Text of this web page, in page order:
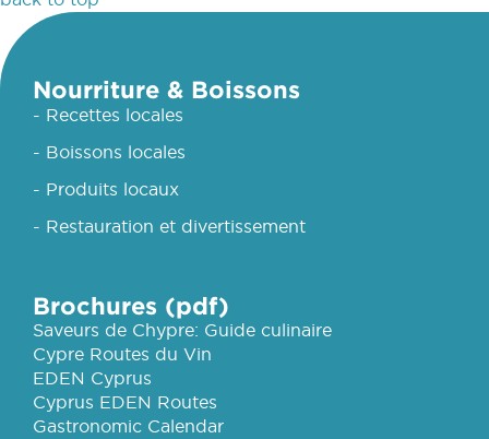
Nourriture & Boissons
- Recettes locales
- Boissons locales
- Produits locaux
- Restauration et divertissement
Brochures (pdf)
Saveurs de Chypre: Guide culinaire
Cypre Routes du Vin
EDEN Cyprus
Cyprus EDEN Routes
Gastronomic Calendar